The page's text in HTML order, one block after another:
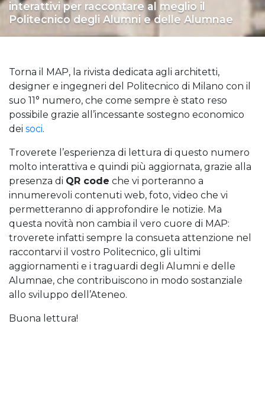
interattivi per raccontare al meglio il
Politecnico degli Alumni e delle Alumnae
Torna il MAP, la rivista dedicata agli architetti,
designer e ingegneri del Politecnico di Milano con il
suo 11° numero, che come sempre è stato reso
possibile grazie all’incessante sostegno economico
dei soci.
Troverete l’esperienza di lettura di questo numero
molto interattiva e quindi più aggiornata, grazie alla
presenza di QR code che vi porteranno a
innumerevoli contenuti web, foto, video che vi
permetteranno di approfondire le notizie. Ma
questa novità non cambia il vero cuore di MAP:
troverete infatti sempre la consueta attenzione nel
raccontarvi il vostro Politecnico, gli ultimi
aggiornamenti e i traguardi degli Alumni e delle
Alumnae, che contribuiscono in modo sostanziale
allo sviluppo dell’Ateneo.
Buona lettura!